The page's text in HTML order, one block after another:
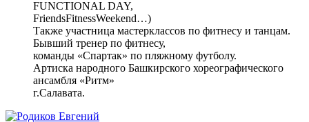
FUNCTIONAL DAY,
FriendsFitnessWeekend…)
Также участница мастерклассов по фитнесу и танцам.
Бывший тренер по фитнесу,
команды «Спартак» по пляжному футболу.
Артиска народного Башкирского хореографического
ансамбля «Ритм»
г.Салавата.